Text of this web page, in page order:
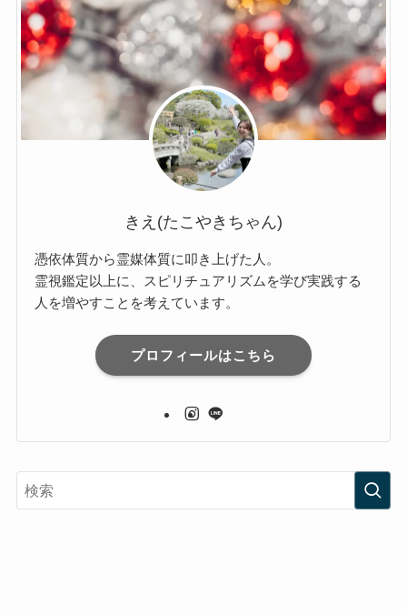
きえ(たこやきちゃん)
憑依体質から霊媒体質に叩き上げた人。
霊視鑑定以上に、スピリチュアリズムを学び実践する
人を増やすことを考えています。
プロフィールはこちら